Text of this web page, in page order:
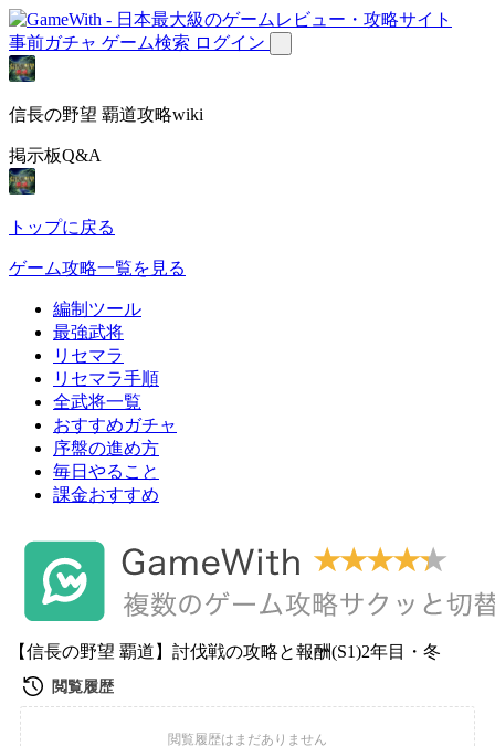
事前ガチャ ゲーム検索 ログイン
信長の野望 覇道攻略wiki
掲示板Q&A
トップに戻る
ゲーム攻略一覧を見る
編制ツール
最強武将
リセマラ
リセマラ手順
全武将一覧
おすすめガチャ
序盤の進め方
毎日やること
課金おすすめ
【信長の野望 覇道】討伐戦の攻略と報酬(S1)2年目・冬